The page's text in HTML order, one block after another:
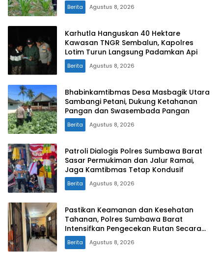
Berita Agustus 8, 2026
Karhutla Hanguskan 40 Hektare
Kawasan TNGR Sembalun, Kapolres
Lotim Turun Langsung Padamkan Api
Berita Agustus 8, 2026
Bhabinkamtibmas Desa Masbagik Utara
Sambangi Petani, Dukung Ketahanan
Pangan dan Swasembada Pangan
Berita Agustus 8, 2026
Patroli Dialogis Polres Sumbawa Barat
Sasar Permukiman dan Jalur Ramai,
Jaga Kamtibmas Tetap Kondusif
Berita Agustus 8, 2026
Pastikan Keamanan dan Kesehatan
Tahanan, Polres Sumbawa Barat
Intensifkan Pengecekan Rutan Secara
Berkala
Berita Agustus 8, 2026